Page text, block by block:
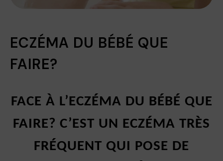
ECZÉMA DU BÉBÉ QUE
FAIRE?
FACE À L’ECZÉMA DU BÉBÉ QUE
FAIRE? C’EST UN ECZÉMA TRÈS
FRÉQUENT QUI POSE DE